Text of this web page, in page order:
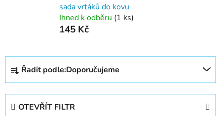
sada vrtáků do kovu
Ihned k odběru (1 ks)
145 Kč
Ř
z
Řadit podle:Doporučujeme
OTEVŘÍT FILTR